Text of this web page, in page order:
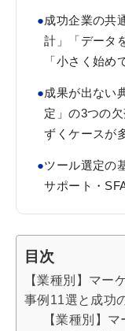
●成功企業の共
計」「データ
「小さく始め
●成果が出ない
定」の3つの
ずくケースが
●ツール選定の
サポート・
目次
【業種別】マー
事例11選と成功
【業種別】